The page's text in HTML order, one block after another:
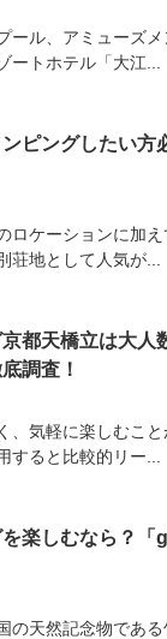
ール、アミューズ
ートホテル「大江...
ピングしたい方
ロケーションに加
荘地として人気が...
都天橋立は大人
調査！
、気軽に楽しむこ
すると比較的リー...
楽しむなら？「
の天然記念物であ